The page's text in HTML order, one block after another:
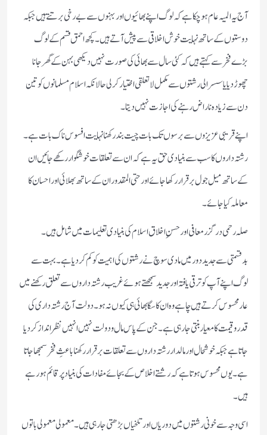
آج یہ المیہ عام ہو چکا ہے کہ لوگ اپنے بھائیوں اور بہنوں سے بے رخی برتتے ہیں جبکہ
دوستوں کے ساتھ نہایت خوش اخلاقی سے پیش آتے ہیں۔ کچھ احمق قسم کے لوگ
بڑے فخر سے کہتے ہیں کہ کئی سال سے بھائی کی صورت نہیں دیکھی بہن کے گھر جانا
چھوڑ دیا یا سسرالی رشتوں سے مکمل لاتعلقی اختیار کر لی حالانکہ اسلام مسلمانوں کو تین
دن سے زیادہ ناراض رہنے کی اجازت نہیں دیتا۔
اپنے قریبی عزیزوں سے برسوں تک بات چیت بند رکھنا نہایت افسوس ناک بات ہے۔
رشتہ داروں کا سب سے بنیادی حق یہ ہے کہ ان سے تعلقات خوشگوار رکھے جائیں ان
کے ساتھ میل جول برقرار رکھا جائے اور حتی المقدور ان کے ساتھ بھلائی اور احسان کا
معاملہ کیا جائے۔
صلہ رحمی درگزر معافی اور حسنِ اخلاق اسلام کی بنیادی تعلیمات میں شامل ہیں۔
بدقسمتی سے جدید دور میں مادی سوچ نے رشتوں کی اہمیت کو کم کر دیا ہے۔ بہت سے
لوگ اپنے آپ کو ترقی یافتہ اور جدید سمجھتے ہوئے غریب رشتہ داروں سے تعلق رکھنے میں
عار محسوس کرتے ہیں چاہے وہ ان کا سگا بھائی ہی کیوں نہ ہو۔ دولت آج رشتہ داری کی
قدر و قیمت کا معیار بنتی جا رہی ہے۔ جن کے پاس مال و دولت نہیں انہیں نظر انداز کر دیا
جاتا ہے جبکہ خوشحال اور مالدار رشتہ داروں سے تعلقات برقرار رکھنا باعثِ فخر سمجھا جاتا
ہے۔ یوں محسوس ہوتا ہے کہ رشتے اخلاص کے بجائے مفادات کی بنیاد پر قائم ہو رہے
ہیں۔
اسی وجہ سے خونی رشتوں میں دوریاں اور تلخیاں بڑھتی جا رہی ہیں۔ معمولی معمولی باتوں